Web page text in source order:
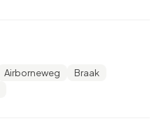
Per inwoner ligt het
van €29.200. De
Airborneweg
Braak